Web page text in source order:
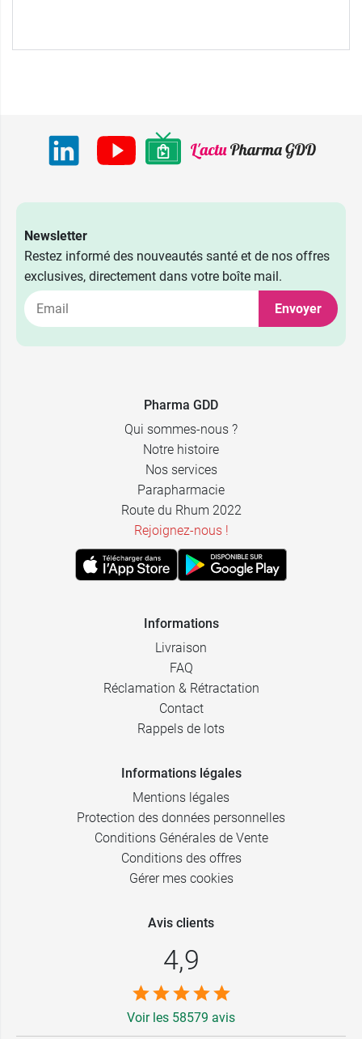
Newsletter
Restez informé des nouveautés santé et de nos offres
exclusives, directement dans votre boîte mail.
Envoyer
Pharma GDD
Qui sommes-nous ?
Notre histoire
Nos services
Parapharmacie
Route du Rhum 2022
Rejoignez-nous !
Informations
Livraison
FAQ
Réclamation & Rétractation
Contact
Rappels de lots
Informations légales
Mentions légales
Protection des données personnelles
Conditions Générales de Vente
Conditions des offres
Gérer mes cookies
Avis clients
4,9
Voir les 58579 avis